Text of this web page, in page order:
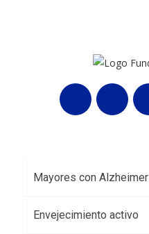
Mayores con Alzheimer
Envejecimiento activo